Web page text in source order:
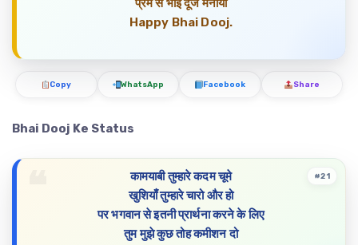
प्रेम से भाई दूज मनाया
Happy Bhai Dooj.
Copy WhatsApp Facebook Share
Bhai Dooj Ke Status
कामयाबी तुम्हारे कदम चूमे
खुशियाँ तुम्हारे चारो और हो
पर भगवान से इतनी प्रार्थना करने के लिए
तुम मुझे कुछ तोह कमीशन दो
#21